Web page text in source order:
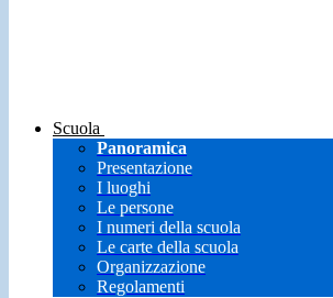
Scuola
Panoramica
Presentazione
I luoghi
Le persone
I numeri della scuola
Le carte della scuola
Organizzazione
Regolamenti